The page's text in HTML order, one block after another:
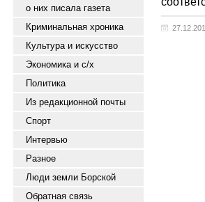
о них писала газета
Криминальная хроника
Культура и искусство
Экономика и с/х
Политика
Из редакционной почты
Спорт
Интервью
Разное
Люди земли Борской
Обратная связь